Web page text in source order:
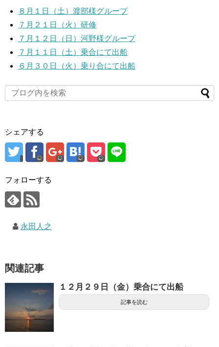
８月１日（土）渡部様グループ
７月２１日（火）研修
７月１２日（日）河野様グループ
７月１１日（土）乗合にて出船
６月３０日（火）乗り合にて出船
シェアする
フォローする
永田人之
関連記事
１２月２９日（金）乗合にて出船
記事を読む